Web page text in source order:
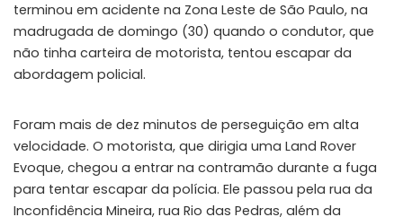
terminou em acidente na Zona Leste de São Paulo, na
madrugada de domingo (30) quando o condutor, que
não tinha carteira de motorista, tentou escapar da
abordagem policial.
Foram mais de dez minutos de perseguição em alta
velocidade. O motorista, que dirigia uma Land Rover
Evoque, chegou a entrar na contramão durante a fuga
para tentar escapar da polícia. Ele passou pela rua da
Inconfidência Mineira, rua Rio das Pedras, além da